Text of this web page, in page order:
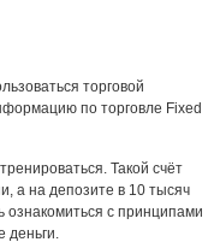
торговой
по торговле Fixed
Такой счёт
а на депозите в 10 тысяч
с принципами